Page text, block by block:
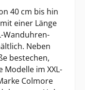
40 cm bis hin
einer Länge
Wanduhren-
Neben
bestechen,
im XXL-
Colmore